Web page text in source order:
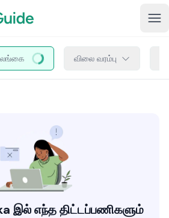
விலை வரம்பு
இல் எந்த திட்டப்பணிகளும்